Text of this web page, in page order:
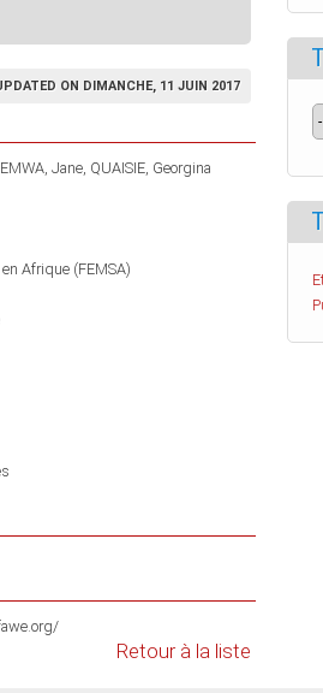
ON DIMANCHE, 11 JUIN 2017
Jane QUAISIE, Georgina
Afrique (FEMSA)
Retour à la liste